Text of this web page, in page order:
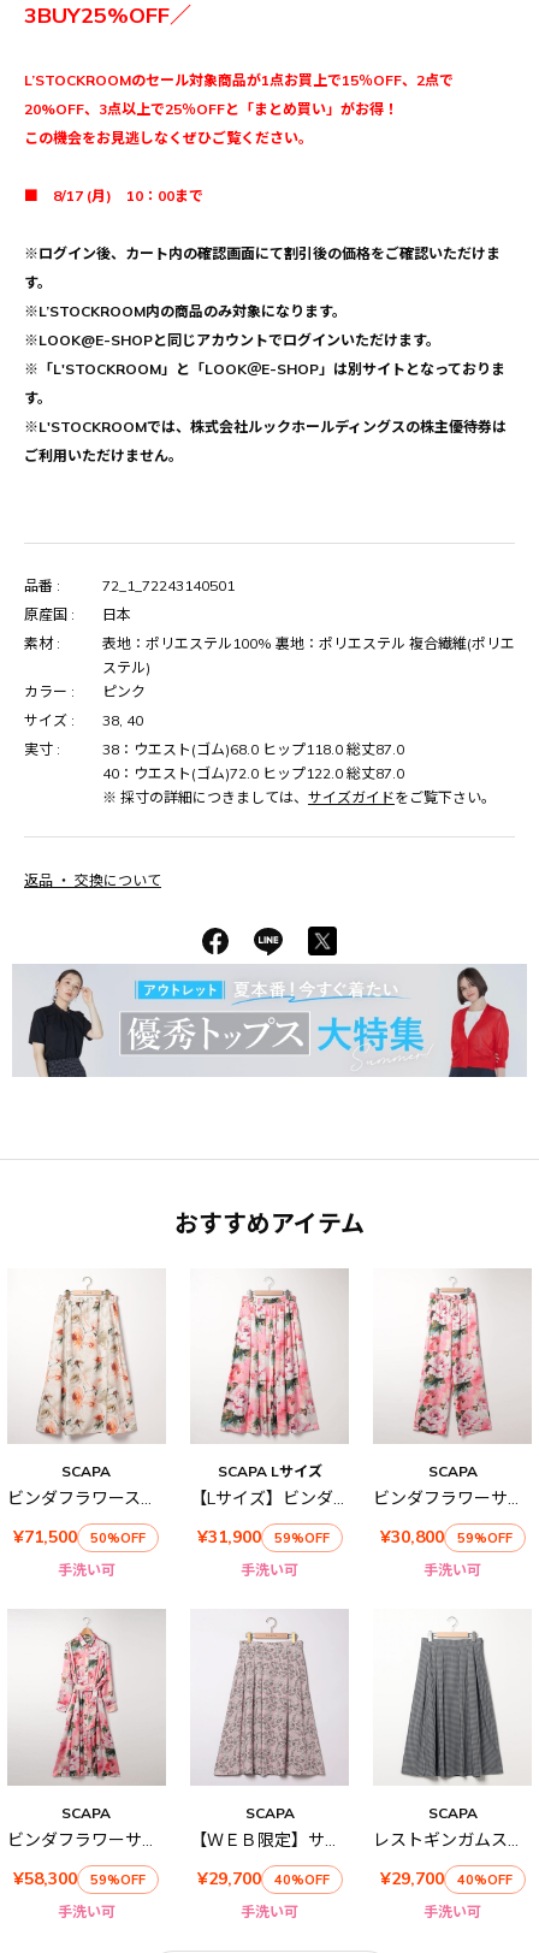
3BUY25%OFF／
L’STOCKROOMのセール対象商品が1点お買上で15％OFF、2点で
20%OFF、3点以上で25％OFFと「まとめ買い」がお得！
この機会をお見逃しなくぜひご覧ください。
■ 8/17 (月) 10：00まで
※ログイン後、カート内の確認画面にて割引後の価格をご確認いただけま
す。
※L’STOCKROOM内の商品のみ対象になります。
※LOOK@E-SHOPと同じアカウントでログインいただけます。
※「L'STOCKROOM」と「LOOK＠E-SHOP」は別サイトとなっておりま
す。
※L'STOCKROOMでは、株式会社ルックホールディングスの株主優待券は
ご利用いただけません。
品番 :
72_1_72243140501
原産国 :
日本
素材 :
表地：ポリエステル100% 裏地：ポリエステル 複合繊維(ポリエ
ステル)
カラー :
ピンク
サイズ :
38, 40
実寸 :
38：ウエスト(ゴム)68.0 ヒップ118.0 総丈87.0
40：ウエスト(ゴム)72.0 ヒップ122.0 総丈87.0
※ 採寸の詳細につきましては、 サイズガイドをご覧下さい。
返品 ・ 交換について
おすすめアイテム
SCAPA
ビンダフラワースカート
¥71,500
50%OFF
手洗い可
SCAPA Lサイズ
【Lサイズ】ビンダフラワーサテンスカート
¥31,900
59%OFF
手洗い可
SCAPA
ビンダフラワーサテンパンツ
¥30,800
59%OFF
手洗い可
SCAPA
ビンダフラワーサテンワンピース
¥58,300
59%OFF
手洗い可
SCAPA
【ＷＥＢ限定】サラサフラワープリントスカート
¥29,700
40%OFF
手洗い可
SCAPA
レストギンガムスカート
¥29,700
40%OFF
手洗い可